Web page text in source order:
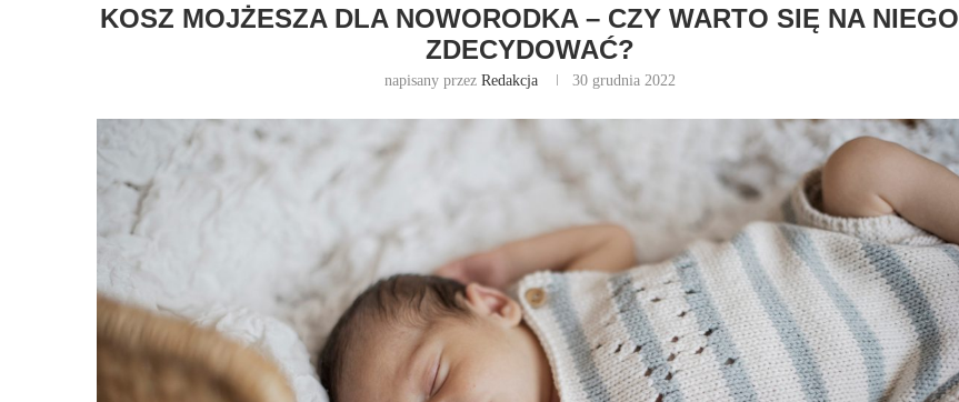
KOSZ MOJŻESZA DLA NOWORODKA – CZY WARTO SIĘ NA NIEGO
ZDECYDOWAĆ?
napisany przez Redakcja 30 grudnia 2022